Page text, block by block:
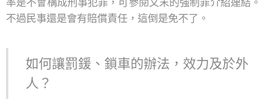
率是不會構成刑事犯罪，可參閱文末的強制罪介紹連結。
不過民事還是會有賠償責任，這倒是免不了。
如何讓罰鍰、鎖車的辦法，效力及於外
人？